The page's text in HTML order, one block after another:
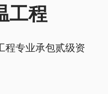
工程
程专业承包贰级资